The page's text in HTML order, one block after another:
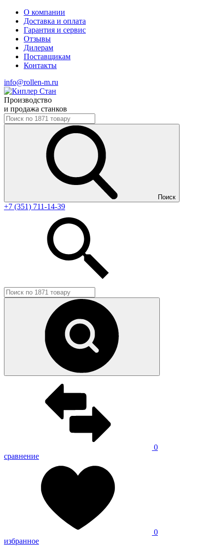
О компании
Доставка и оплата
Гарантия и сервис
Отзывы
Дилерам
Поставщикам
Контакты
info@rollen-m.ru
Производство
и продажа станков
Поиск
+7 (351) 711-14-39
0
сравнение
0
избранное